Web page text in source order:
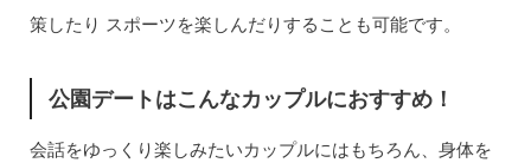
策したり スポーツを楽しんだりすることも可能です。
公園デートはこんなカップルにおすすめ！
会話をゆっくり楽しみたいカップルにはもちろん、身体を